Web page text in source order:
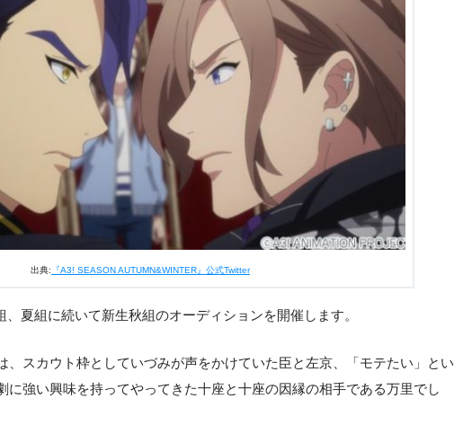
出典: 『A3! SEASON AUTUMN&WINTER』公式Twitter
夏組に続いて新生秋組のオーディションを開催します。
、スカウト枠としていづみが声をかけていた臣と左京、「モテたい」とい
に強い興味を持ってやってきた十座と十座の因縁の相手である万里でし